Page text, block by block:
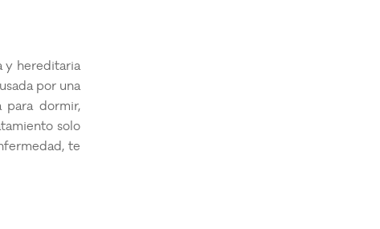
y hereditaria
por una
para dormir,
solo
te